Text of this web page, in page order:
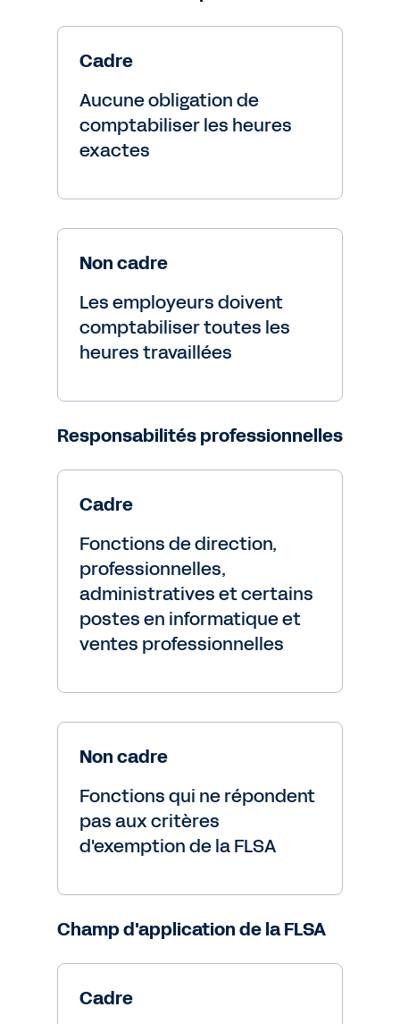
Cadre
Aucune obligation de
comptabiliser les heures
exactes
Non cadre
Les employeurs doivent
comptabiliser toutes les
heures travaillées
Responsabilités professionnelles
Cadre
Fonctions de direction,
professionnelles,
administratives et certains
postes en informatique et
ventes professionnelles
Non cadre
Fonctions qui ne répondent
pas aux critères
d'exemption de la FLSA
Champ d'application de la FLSA
Cadre